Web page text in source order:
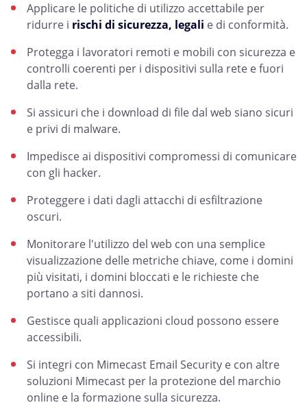
Applicare le politiche di utilizzo accettabile per
ridurre i rischi di sicurezza, legali e di conformità.
Protegga i lavoratori remoti e mobili con sicurezza e
controlli coerenti per i dispositivi sulla rete e fuori
dalla rete.
Si assicuri che i download di file dal web siano sicuri
e privi di malware.
Impedisce ai dispositivi compromessi di comunicare
con gli hacker.
Proteggere i dati dagli attacchi di esfiltrazione
oscuri.
Monitorare l'utilizzo del web con una semplice
visualizzazione delle metriche chiave, come i domini
più visitati, i domini bloccati e le richieste che
portano a siti dannosi.
Gestisce quali applicazioni cloud possono essere
accessibili.
Si integri con Mimecast Email Security e con altre
soluzioni Mimecast per la protezione del marchio
online e la formazione sulla sicurezza.